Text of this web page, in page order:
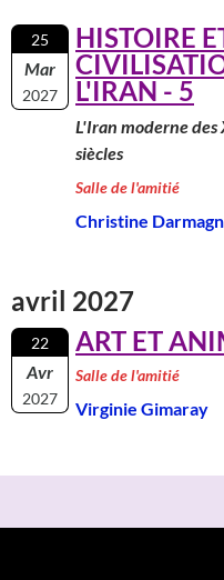
25
Mar
2027
HISTOIRE
L'IRAN - 5
L'Iran moderne des
siècles
Salle de l'amitié
Christine
avril 2027
22
Avr
2027
ART ET
Salle de l'amitié
Virginie Gimaray